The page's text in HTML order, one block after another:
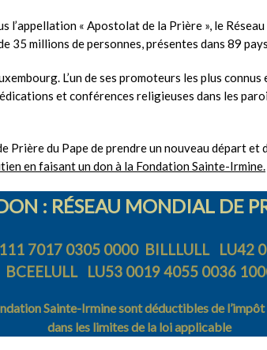
l’appellation « Apostolat de la Prière », le
35 millions de personnes, présentes dans 89
L’un de ses promoteurs les plus connus
et conférences religieuses dans les
Prière du Pape de prendre un nouveau départ et
en faisant un don à la Fondation Sainte-Irmine.
: RÉSEAU MONDIAL DE
7017 0305 0000 BILLLULL LU42
BCEELULL LU53 0019 4055 0036
Sainte-Irmine sont déductibles de
dans les limites de la loi applicable